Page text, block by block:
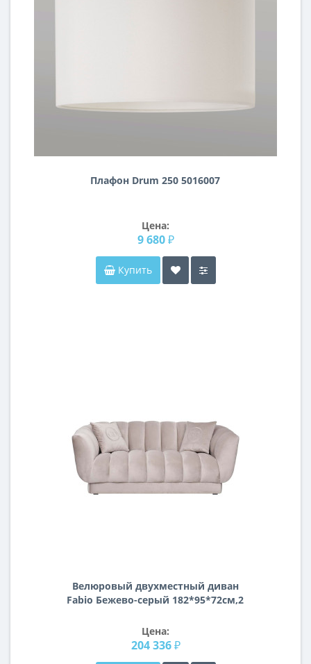
Плафон Drum 250 5016007
Цена:
9 680 ₽
Купить
Велюровый двухместный диван
Fabio Бежево-серый 182*95*72см,2
Цена:
204 336 ₽